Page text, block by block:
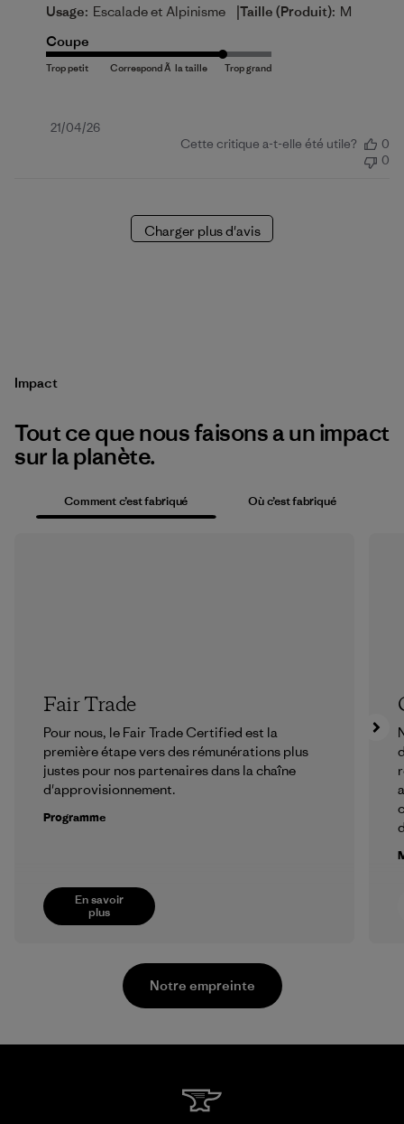
Usage: Escalade et Alpinisme |Taille (produit): M
Coupe
Date
21/04/26
Cette critique a-t-elle été utile?
0
0
Charger plus d'avis
Impact
Tout ce que nous faisons a un impact
sur la planète.
Comment c’est fabriqué Où c’est fabriqué
En savoir
plus
Fair Trade
Pour nous, le Fair Trade Certified est la
première étape vers des rémunérations plus
justes pour nos partenaires dans la chaîne
d'approvisionnement.
Programme
Notre empreinte